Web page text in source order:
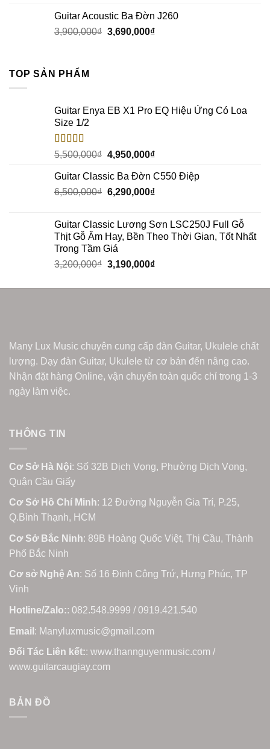
Guitar Acoustic Ba Đờn J260
3,900,000₫ 3,690,000₫
TOP SẢN PHẨM
Guitar Enya EB X1 Pro EQ Hiệu Ứng Có Loa
Size 1/2
Rated5.00
5,500,000₫ 4,950,000₫
Guitar Classic Ba Đờn C550 Điệp
6,500,000₫ 6,290,000₫
Guitar Classic Lương Sơn LSC250J Full Gỗ
Thịt Gỗ Âm Hay, Bền Theo Thời Gian, Tốt Nhất
Trong Tầm Giá
3,200,000₫ 3,190,000₫
Many Lux Music chuyên cung cấp đàn Guitar, Ukulele chất
lượng. Dạy đàn Guitar, Ukulele từ cơ bản đến nâng cao.
Nhận đặt hàng Online, vận chuyển toàn quốc chỉ trong 1-3
ngày làm việc.
THÔNG TIN
Cơ Sở Hà Nội: Số 32B Dịch Vọng, Phường Dịch Vọng,
Quận Cầu Giấy
Cơ Sở Hồ Chí Minh: 12 Đường Nguyễn Gia Trí, P.25,
Q.Bình Thạnh, HCM
Cơ Sở Bắc Ninh: 89B Hoàng Quốc Việt, Thị Cầu, Thành
Phố Bắc Ninh
Cơ sở Nghệ An: Số 16 Đinh Công Trứ, Hưng Phúc, TP
Vinh
Hotline/Zalo:: 082.548.9999 / 0919.421.540
Email : Manyluxmusic@gmail.com
Đối Tác Liên kết:: www.thannguyenmusic.com /
www.guitarcaugiay.com
BẢN ĐỒ